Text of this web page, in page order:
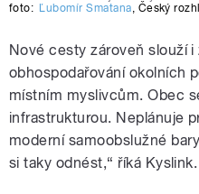
foto: Ľubomír Smatana, Český
Nové cesty zároveň slouží
obhospodařování okolních
místním myslivcům. Obec
infrastrukturou. Neplánuje
moderní samoobslužné
si taky odnést,“ říká Kyslink.